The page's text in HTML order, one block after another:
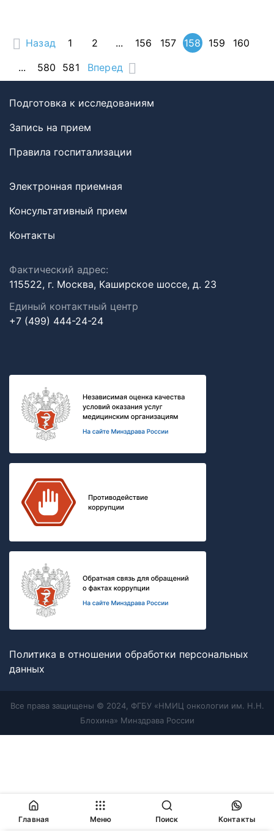
Назад 1 2 ... 156 157 158 159
160
...
580 581 Вперед
Подготовка к исследованиям
Запись на прием
Правила госпитализации
Электронная приемная
Консультативный прием
Контакты
Фактический адрес:
115522, г. Москва, Каширское шоссе, д. 23
Единый контактный центр
+7 (499) 444-24-24
Политика в отношении обработки персональных
данных
Все права защищены © 2024, ФГБУ «НМИЦ онкологии им. Н.Н.
Блохина» Минздрава России
Главная Меню Поиск Контакты